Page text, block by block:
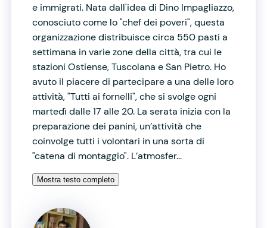
e immigrati. Nata dall'idea di Dino Impagliazzo,
conosciuto come lo "chef dei poveri", questa
organizzazione distribuisce circa 550 pasti a
settimana in varie zone della città, tra cui le
stazioni Ostiense, Tuscolana e San Pietro. Ho
avuto il piacere di partecipare a una delle loro
attività, "Tutti ai fornelli", che si svolge ogni
martedì dalle 17 alle 20. La serata inizia con la
preparazione dei panini, un’attività che
coinvolge tutti i volontari in una sorta di
"catena di montaggio". L’atmosfer...
Mostra testo completo